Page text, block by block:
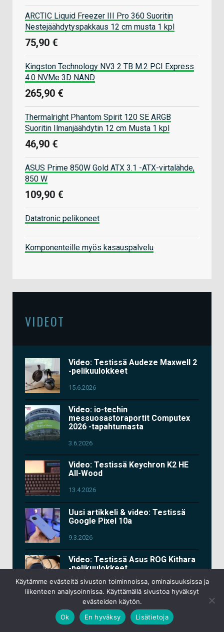
ARCTIC Liquid Freezer III Pro 360 Suoritin
Nestejäähdytyspakkaus 12 cm musta 1 kpl
75,90 €
Kingston Technology NV3 2 TB M.2 PCI Express
4.0 NVMe 3D NAND
265,90 €
Thermalright Phantom Spirit 120 SE ARGB
Suoritin Ilmanjäähdytin 12 cm Musta 1 kpl
46,90 €
ASUS Prime 850W Gold ATX 3.1 -ATX-virtalähde,
850 W
109,90 €
Datatronic pelikoneet
Komponenteille myös kasauspalvelu
VIDEOT
Video: Testissä Audeze Maxwell 2
-pelikuulokkeet
15.6.2026
Video: io-techin
messuosastoraportit Computex
2026 -tapahtumasta
3.6.2026
Video: Testissä Keychron K2 HE
All-Wood
13.4.2026
Uusi artikkeli & video: Testissä
Google Pixel 10a
9.3.2026
Video: Testissä Asus ROG Kithara
-pelikuulokkeet
11.2.2026
Lisää videoita
Käytämme evästeitä sivuston toiminnoissa, ominaisuuksissa ja
liikenteen analysoinnissa. Käyttämällä sivustoa hyväksyt
evästeiden käytön.
Ok
En hyväksy Lisätietoja